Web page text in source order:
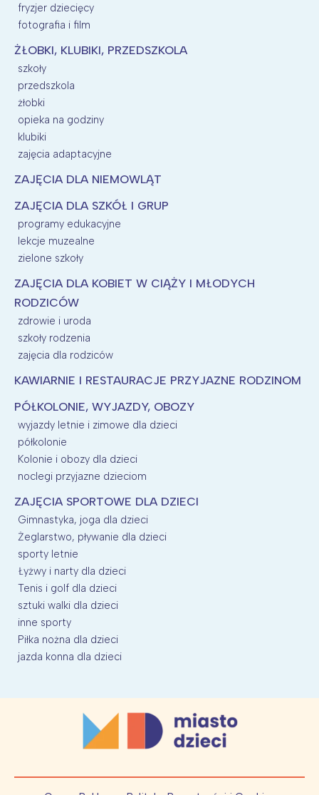
fryzjer dziecięcy
fotografia i film
ŻŁOBKI, KLUBIKI, PRZEDSZKOLA
szkoły
przedszkola
żłobki
opieka na godziny
klubiki
zajęcia adaptacyjne
ZAJĘCIA DLA NIEMOWLĄT
ZAJĘCIA DLA SZKÓŁ I GRUP
programy edukacyjne
lekcje muzealne
zielone szkoły
ZAJĘCIA DLA KOBIET W CIĄŻY I MŁODYCH
RODZICÓW
zdrowie i uroda
szkoły rodzenia
zajęcia dla rodziców
KAWIARNIE I RESTAURACJE PRZYJAZNE RODZINOM
PÓŁKOLONIE, WYJAZDY, OBOZY
wyjazdy letnie i zimowe dla dzieci
półkolonie
Kolonie i obozy dla dzieci
noclegi przyjazne dzieciom
ZAJĘCIA SPORTOWE DLA DZIECI
Gimnastyka, joga dla dzieci
Żeglarstwo, pływanie dla dzieci
sporty letnie
Łyżwy i narty dla dzieci
Tenis i golf dla dzieci
sztuki walki dla dzieci
inne sporty
Piłka nożna dla dzieci
jazda konna dla dzieci